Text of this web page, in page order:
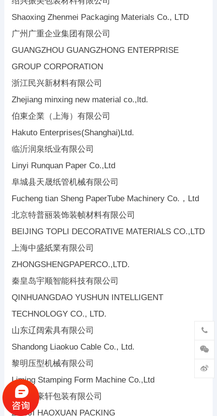
Shaoxing Zhenmei Packaging Materials Co., LTD
广州广重企业集团有限公司
GUANGZHOU GUANGZHONG ENTERPRISE
GROUP CORPORATION
浙江民兴新材料有限公司
Zhejiang minxing new material co.,ltd.
伯東企業（上海）有限公司
Hakuto Enterprises(Shanghai)Ltd.
临沂润泉纸业有限公司
Linyi Runquan Paper Co.,Ltd
阜城县天晟纸管机械有限公司
Fucheng tian Sheng PaperTube Machinery Co.，Ltd
北京特普丽装饰装帧材料有限公司
BEIJING TOPLI DECORATIVE MATERIALS CO.,LTD
上海中盛紙業有限公司
ZHONGSHENGPAPERCO.,LTD.
秦皇岛宇顺智能科技有限公司
QINHUANGDAO YUSHUN INTELLIGENT
TECHNOLOGY CO., LTD.
山东辽阔索具有限公司
Shandong Liaokuo Cable Co., Ltd.
黎明压型机械有限公司
Liming Stamping Form Machine Co.,Ltd
诸暨市豪轩包装有限公司
ZHUJI HAOXUAN PACKING